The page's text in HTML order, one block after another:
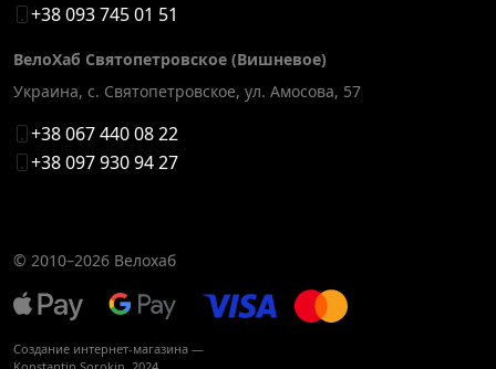
+38 093 745 01 51
ВелоХаб Святопетровское (Вишневое)
Украина, с. Святопетровское, ул. Амосова, 57
+38 067 440 08 22
+38 097 930 94 27
© 2010–2026 Велохаб
Создание интернет-магазина —